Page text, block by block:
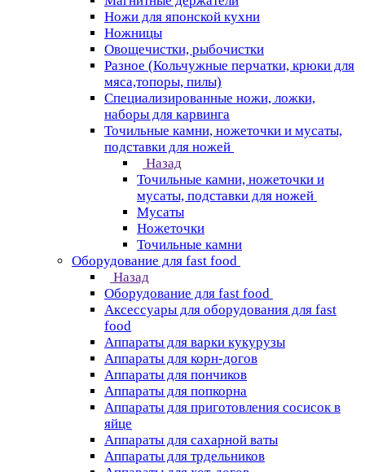
Ножи для японской кухни
Ножницы
Овощечистки, рыбочистки
Разное (Кольчужные перчатки, крюки для
мяса,топоры, пилы)
Специализированные ножи, ложки,
наборы для карвинга
Точильные камни, ножеточки и мусаты,
подставки для ножей
Назад
Точильные камни, ножеточки и
мусаты, подставки для ножей
Мусаты
Ножеточки
Точильные камни
Оборудование для fast food
Назад
Оборудование для fast food
Аксессуары для оборудования для fast
food
Аппараты для варки кукурузы
Аппараты для корн-догов
Аппараты для пончиков
Аппараты для попкорна
Аппараты для приготовления сосисок в
яйце
Аппараты для сахарной ваты
Аппараты для трдельников